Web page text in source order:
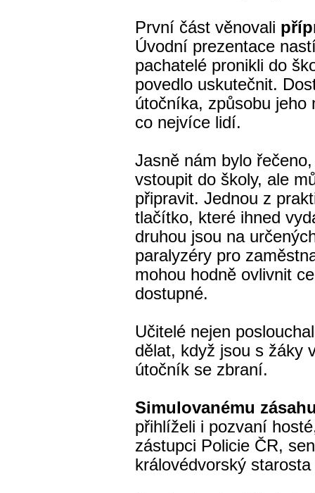
První část věnovali
Úvodní prezentace
pachatelé pronikli do
povedlo uskutečnit.
útočníka, způsobu
co nejvíce lidí.
Jasně nám bylo
vstoupit do školy, ale
připravit. Jednou z
tlačítko, které ihned
druhou jsou na
paralyzéry pro
mohou hodně ovlivnit
dostupné.
Učitelé nejen
dělat, když jsou s žáky
útočník se zbraní.
Simulovanému
přihlíželi i pozvaní
zástupci Policie ČR,
královédvorský